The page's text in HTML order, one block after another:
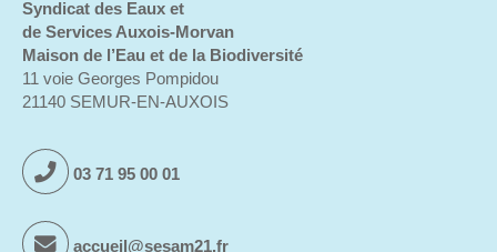
Syndicat des Eaux et
de Services Auxois-Morvan
Maison de l’Eau et de la Biodiversité
11 voie Georges Pompidou
21140 SEMUR-EN-AUXOIS
03 71 95 00 01
accueil@sesam21.fr